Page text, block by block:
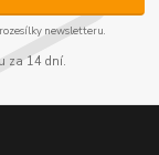
newsletteru.
za 14 dní.